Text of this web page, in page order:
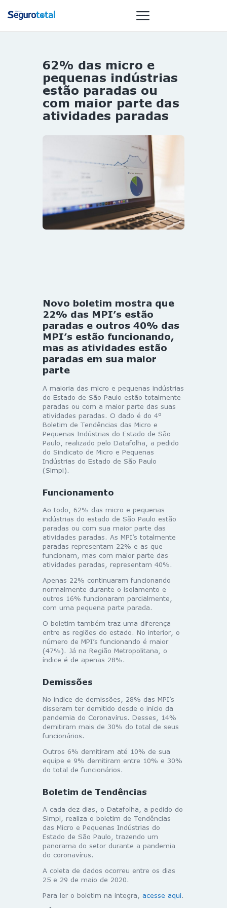
NOTÍCIAS
REVISTA
ESPECIAIS
GAIVOTA DE
MULHERES
HOME
62% das micro e
pequenas indústrias
estão paradas ou
com maior parte das
atividades paradas
Novo boletim mostra que
22% das MPI’s estão
paradas e outros 40% das
MPI’s estão funcionando,
mas as atividades estão
paradas em sua maior
parte
A maioria das micro e pequenas indústrias
do Estado de São Paulo estão totalmente
paradas ou com a maior parte das suas
atividades paradas. O dado é do 4º
Boletim de Tendências das Micro e
Pequenas Indústrias do Estado de São
Paulo, realizado pelo Datafolha, a pedido
do Sindicato de Micro e Pequenas
Indústrias do Estado de São Paulo
(Simpi).
Funcionamento
Ao todo, 62% das micro e pequenas
indústrias do estado de São Paulo estão
paradas ou com sua maior parte das
atividades paradas. As MPI’s totalmente
paradas representam 22% e as que
funcionam, mas com maior parte das
atividades paradas, representam 40%.
Apenas 22% continuaram funcionando
normalmente durante o isolamento e
outros 16% funcionaram parcialmente,
com uma pequena parte parada.
O boletim também traz uma diferença
entre as regiões do estado. No interior, o
número de MPI’s funcionando é maior
(47%). Já na Região Metropolitana, o
índice é de apenas 28%.
Demissões
No índice de demissões, 28% das MPI’s
disseram ter demitido desde o início da
pandemia do Coronavírus. Desses, 14%
demitiram mais de 30% do total de seus
funcionários.
Outros 6% demitiram até 10% de sua
equipe e 9% demitiram entre 10% e 30%
do total de funcionários.
Boletim de Tendências
A cada dez dias, o Datafolha, a pedido do
Simpi, realiza o boletim de Tendências
das Micro e Pequenas Indústrias do
Estado de São Paulo, trazendo um
panorama do setor durante a pandemia
do coronavírus.
A coleta de dados ocorreu entre os dias
25 e 29 de maio de 2020.
Para ler o boletim na íntegra, acesse aqui.